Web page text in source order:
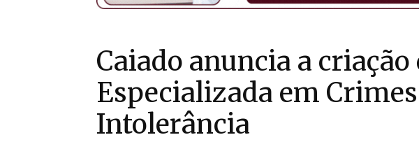
Caiado anuncia a criação
Especializada em
Intolerância